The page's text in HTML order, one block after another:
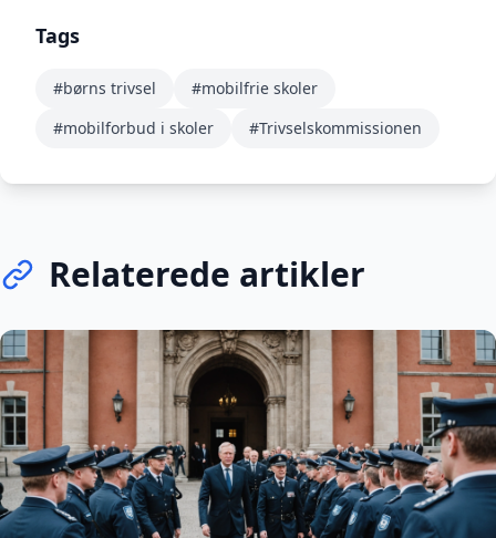
Tags
#børns trivsel
#mobilfrie skoler
#mobilforbud i skoler
#Trivselskommissionen
Relaterede artikler